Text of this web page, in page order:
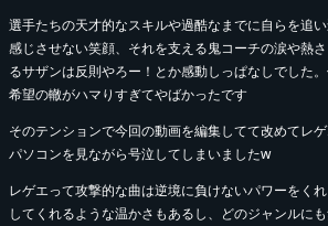
選手たちの天才的なスキルや過酷なまでに自らを追
感じさせない笑顔、それを支える鬼コーチの涙や熱
るサザンは反則やろー！とか感動しっぱなしでした
希望の轍がハマりすぎてやばかったです
そのテンションで今回の動画を編集してて改めてレ
パソコンを見ながら号泣してしまいましたw
レゲエって攻撃的な曲は逆境に負けないパワーをく
してくれるような温かさもあるし、どのジャンルに